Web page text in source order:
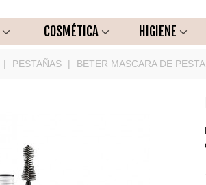
COSMÉTICA HIGIENE
| PESTAÑAS | BETER MASCARA DE